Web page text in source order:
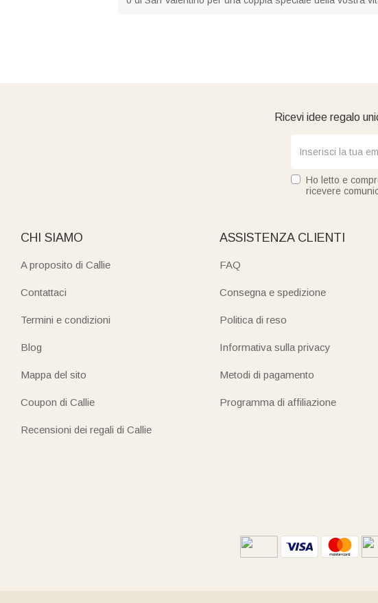
Ricevi idee regalo
Ho letto e
ricevere
CHI SIAMO
A proposito di Callie
Contattaci
Termini e condizioni
Blog
Mappa del sito
Coupon di Callie
Recensioni dei regali di Callie
ASSISTENZA CLIENTI
FAQ
Consegna e spedizione
Politica di reso
Informativa sulla privacy
Metodi di pagamento
Programma di affiliazione